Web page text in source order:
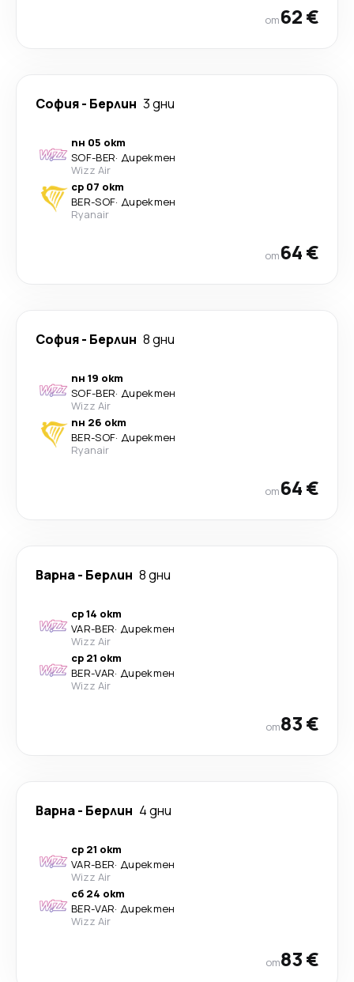
от62 €
София- Берлин 3 дни
пн 05 окт
SOF-BER· Директен
Wizz Air
ср 07 окт
BER-SOF· Директен
Ryanair
от64 €
София- Берлин 8 дни
пн 19 окт
SOF-BER· Директен
Wizz Air
пн 26 окт
BER-SOF· Директен
Ryanair
от64 €
Варна- Берлин 8 дни
ср 14 окт
VAR-BER· Директен
Wizz Air
ср 21 окт
BER-VAR· Директен
Wizz Air
от83 €
Варна- Берлин 4 дни
ср 21 окт
VAR-BER· Директен
Wizz Air
сб 24 окт
BER-VAR· Директен
Wizz Air
от83 €